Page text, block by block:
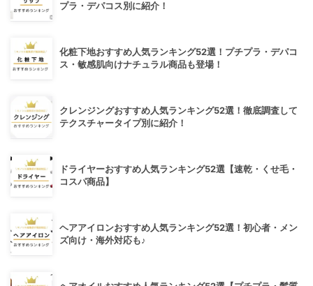
プラ・デパコス別に紹介！
化粧下地おすすめ人気ランキング52選！プチプラ・デパコ
ス・敏感肌向けナチュラル商品も登場！
クレンジングおすすめ人気ランキング52選！徹底調査して
テクスチャータイプ別に紹介！
ドライヤーおすすめ人気ランキング52選【速乾・くせ毛・
コスパ商品】
ヘアアイロンおすすめ人気ランキング52選！初心者・メン
ズ向け・海外対応も♪